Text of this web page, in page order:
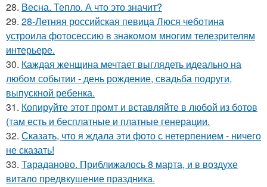
28. Весна. Тепло. А что это значит?
29. 28-Летняя российская певица Люся чеботина
устроила фотосессию в знакомом многим телезрителям
интерьере.
30. Каждая женщина мечтает выглядеть идеально на
любом событии - день рождение, свадьба подруги,
выпускной ребенка.
31. Копируйте этот промт и вставляйте в любой из ботов
(там есть и бесплатные и платные генерации.
32. Сказать, что я ждала эти фото с нетерпением - ничего
не сказать!
33. Тараданово. Приближалось 8 марта, и в воздухе
витало предвкушение праздника.